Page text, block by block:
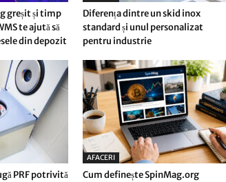
greșit și timp
te ajută să
din depozit
Diferența dintre un skid inox
standard și unul personalizat
pentru industrie
PRF potrivită
AFACERI
Cum definește SpinMag.org